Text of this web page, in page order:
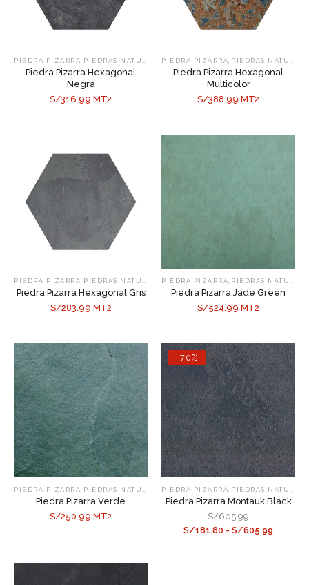
PIEDRA PIZARRA PIEDRAS NATURALES
Piedra Pizarra Hexagonal
Negra
S/316.99 MT2
PIEDRA PIZARRA PIEDRAS NATURALES
Piedra Pizarra Hexagonal
Multicolor
S/388.99 MT2
PIEDRA PIZARRA PIEDRAS NATURALES
Piedra Pizarra Hexagonal Gris
S/283.99 MT2
PIEDRA PIZARRA PIEDRAS NATURALES
Piedra Pizarra Jade Green
S/524.99 MT2
PIEDRA PIZARRA PIEDRAS NATURALES
Piedra Pizarra Verde
S/250.99 MT2
-70%
PIEDRA PIZARRA PIEDRAS NATURALES
Piedra Pizarra Montauk Black
S/605.99
S/181.80 - S/605.99